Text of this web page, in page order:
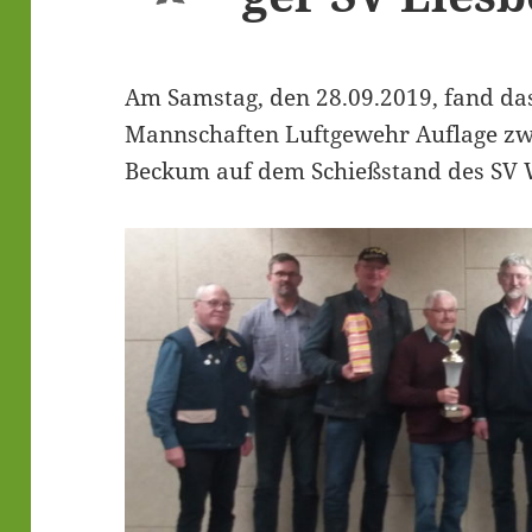
Am Sams­tag, den 28.09.2019, fand
Mann­schaf­ten Luft­ge­wehr Auf­la­ge
Beckum auf dem Schieß­stand des